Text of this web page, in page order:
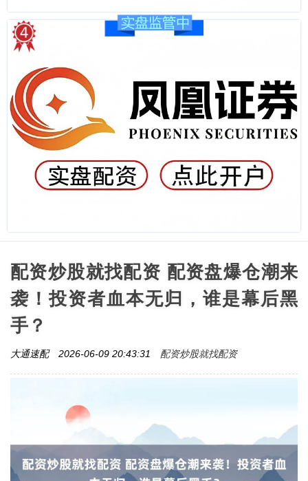
配资炒股就找配资 配资盘爆仓潮来
袭！投资者血本无归，谁是幕后黑
手？
大通速配 2026-06-09 20:43:31 配资炒股就找配资